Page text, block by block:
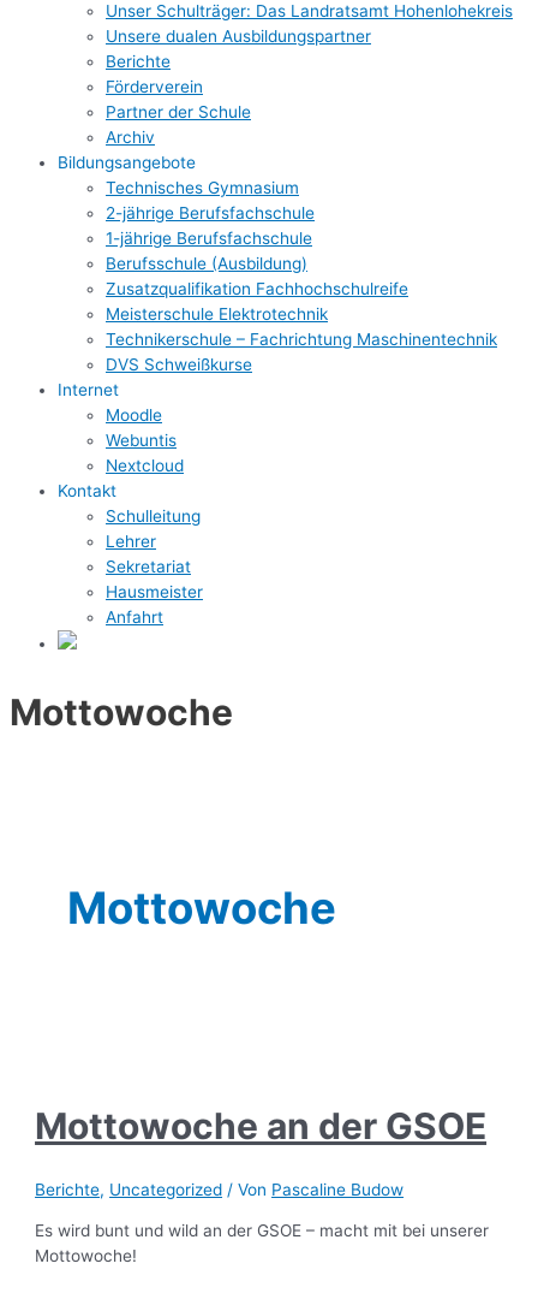
Unser Schulträger: Das Landratsamt Hohenlohekreis
Unsere dualen Ausbildungspartner
Berichte
Förderverein
Partner der Schule
Archiv
Bildungsangebote
Technisches Gymnasium
2-jährige Berufsfachschule
1-jährige Berufsfachschule
Berufsschule (Ausbildung)
Zusatzqualifikation Fachhochschulreife
Meisterschule Elektrotechnik
Technikerschule – Fachrichtung Maschinentechnik
DVS Schweißkurse
Internet
Moodle
Webuntis
Nextcloud
Kontakt
Schulleitung
Lehrer
Sekretariat
Hausmeister
Anfahrt
Mottowoche
Mottowoche
Mottowoche an der GSOE
Berichte, Uncategorized / Von Pascaline Budow
Es wird bunt und wild an der GSOE – macht mit bei unserer
Mottowoche!